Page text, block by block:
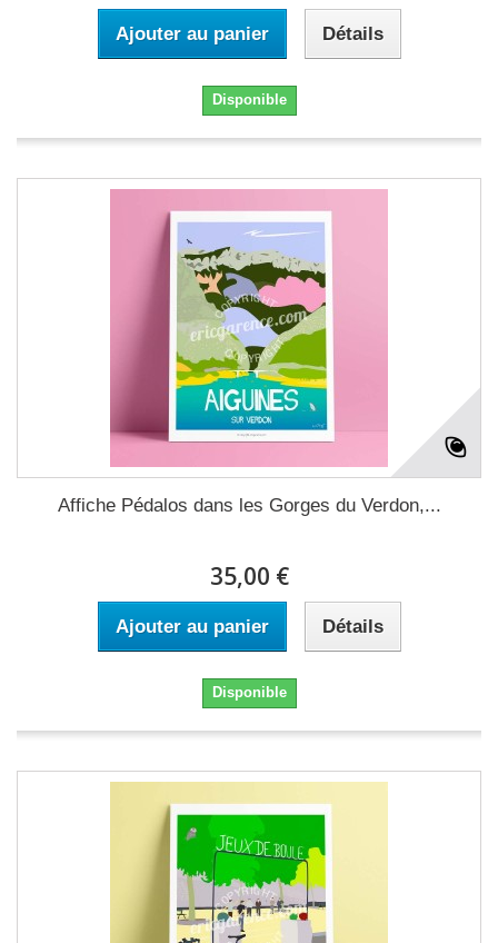
Ajouter au panier Détails
Disponible
Affiche Pédalos dans les Gorges du Verdon,...
35,00 €
Ajouter au panier Détails
Disponible